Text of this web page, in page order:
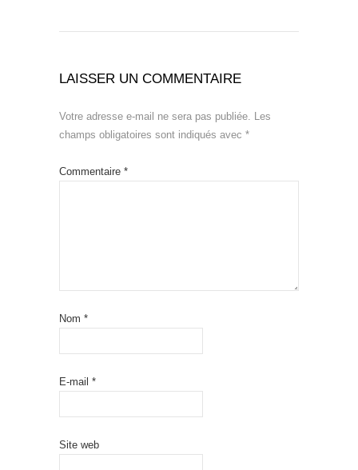
LAISSER UN COMMENTAIRE
Votre adresse e-mail ne sera pas publiée. Les
champs obligatoires sont indiqués avec *
Commentaire *
Nom *
E-mail *
Site web